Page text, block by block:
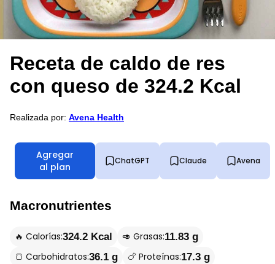
Receta de caldo de res
con queso de 324.2 Kcal
Realizada por: Avena Health
Agregar
al plan
ChatGPT Claude Avena
Macronutrientes
🔥 Calorías:324.2 Kcal 🥑 Grasas:11.83 g
🍞 Carbohidratos:36.1 g 🍗 Proteínas:17.3 g